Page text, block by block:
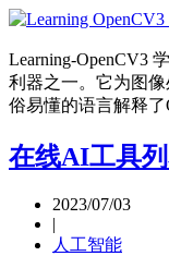
Learning-OpenCV3
利器之一。它为图
俗易懂的语言解释
在线AI工具
2023/07/03
|
人工智能